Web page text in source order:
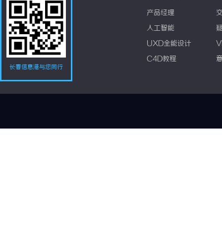
长春信息港与您同行
产品经理
人工智能
UXD全能设计
C4D教程